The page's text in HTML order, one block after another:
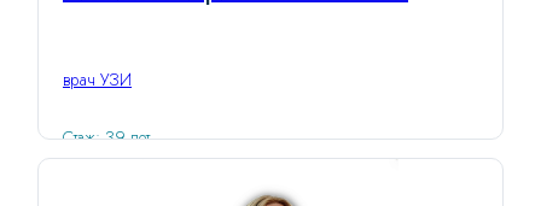
врач УЗИ
Стаж: 39 лет